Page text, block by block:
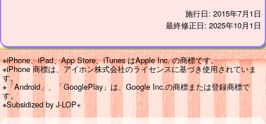
施行日: 2015年7月1日
最終修正日: 2025年10月1日
※iPhone、iPad、App Store、iTunes はApple Inc. の商標です。
※iPhone 商標は、アイホン株式会社のライセンスに基づき使用されていま
す。
※「Android」、「GooglePlay」は、Google Inc.の商標または登録商標で
す。
※Subsidized by J-LOP+